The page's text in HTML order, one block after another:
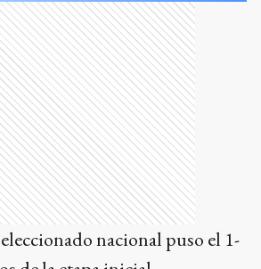
nacional puso el 1-